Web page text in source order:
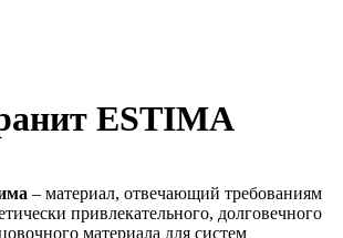
ESTIMA
– материал, отвечающий требованиям
привлекательного, долговечного
материала для систем